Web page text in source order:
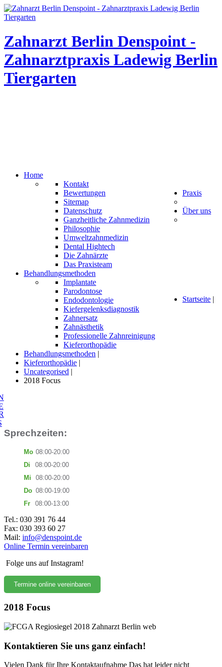
Zahnarzt Berlin Denspoint -
Zahnarztpraxis Ladewig Berlin
Tiergarten
Home
Kontakt
Bewertungen
Sitemap
Datenschutz
Praxis
Ganzheitliche Zahnmedizin
Philosophie
Umweltzahnmedizin
Dental Hightech
Über uns
Die Zahnärzte
Das Praxisteam
Behandlungsmethoden
Implantate
Parodontose
Endodontologie
Kiefergelenksdiagnostik
Zahnersatz
Zahnästhetik
Professionelle Zahnreinigung
Kieferorthopädie
Startseite |
Behandlungsmethoden |
Kieferorthopädie |
Uncategorised |
2018 Focus
Sprechzeiten:
Mo 08:00-20:00
Di
08:00-20:00
Mi
08:00-20:00
Do 08:00-19:00
Fr
08:00-13:00
Tel.: 030 391 76 44
Fax: 030 393 60 27
Mail: info@denspoint.de
Online Termin vereinbaren
Folge uns auf Instagram!
Termine online vereinbaren
2018 Focus
Kontaktieren Sie uns ganz einfach!
Vielen Dank für Ihre Kontaktaufnahme Das hat leider nicht